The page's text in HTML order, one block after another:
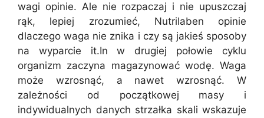
wagi opinie. Ale nie rozpaczaj i nie upuszczaj
rąk, lepiej zrozumieć, Nutrilaben opinie
dlaczego waga nie znika i czy są jakieś sposoby
na wyparcie it.In w drugiej połowie cyklu
organizm zaczyna magazynować wodę. Waga
może wzrosnąć, a nawet wzrosnąć. W
zależności od początkowej masy i
indywidualnych danych strzałka skali wskazuje